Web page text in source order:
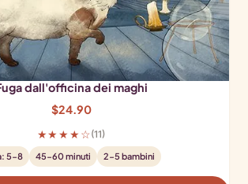
dall'officina dei maghi
$24.90
★★★★☆ (11)
5-8 45-60 minuti 2-5 bambini